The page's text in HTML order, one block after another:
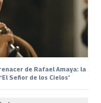
de Rafael Amaya: la
Señor de los Cielos’